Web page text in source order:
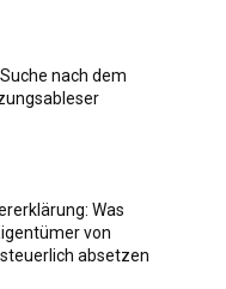
nach dem
Was
von
absetzen